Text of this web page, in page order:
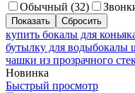
Обычный (32)
купить бокалы для
бутылку для водыбокалы
чашки из прозрачного
Новинка
Быстрый просмотр